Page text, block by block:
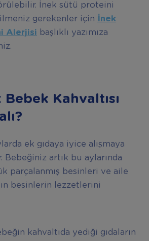
İnek sütü proteini
gerekenler için
nek
Alerjisi başlıklı yazımıza
Bebek Kahvaltısı
ı?
ek gıdaya iyice alışmaya
Bebeğiniz artık bu aylarında
parçalanmış besinleri ve aile
besinlerin lezzetlerini
kahvaltıda yediği gıdaların